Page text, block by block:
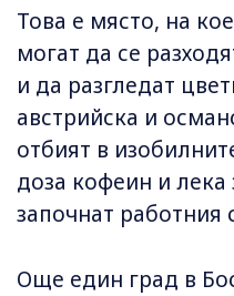
Това е място, на
могат да се
и да разгледат
австрийска и
отбият в
доза кофеин и лека
започнат работния
Още един град в